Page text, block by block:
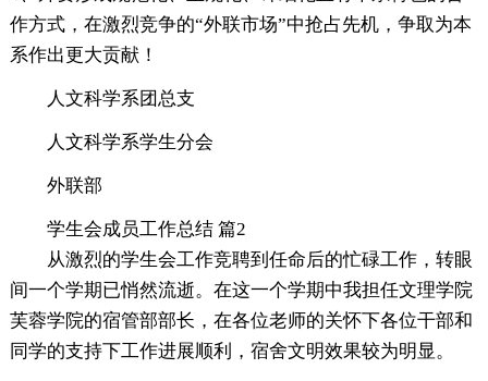
作方式，在激烈竞争的“外联市场”中抢占先机，争取为本
系作出更大贡献！
人文科学系团总支
人文科学系学生分会
外联部
学生会成员工作总结 篇2
从激烈的学生会工作竞聘到任命后的忙碌工作，转眼
间一个学期已悄然流逝。在这一个学期中我担任文理学院
芙蓉学院的宿管部部长，在各位老师的关怀下各位干部和
同学的支持下工作进展顺利，宿舍文明效果较为明显。